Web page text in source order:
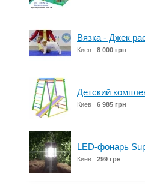
Вязка - Джек
Киев 8 000 грн
Детский
Киев 6 985 грн
LED-фонарь
Киев 299 грн